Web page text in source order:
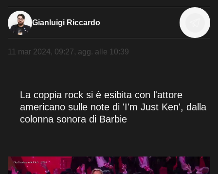
Gianluigi Riccardo
11 mar 2024, 09:27, agg. alle 10:39
La coppia rock si è esibita con l'attore
americano sulle note di 'I'm Just Ken', dalla
colonna sonora di Barbie